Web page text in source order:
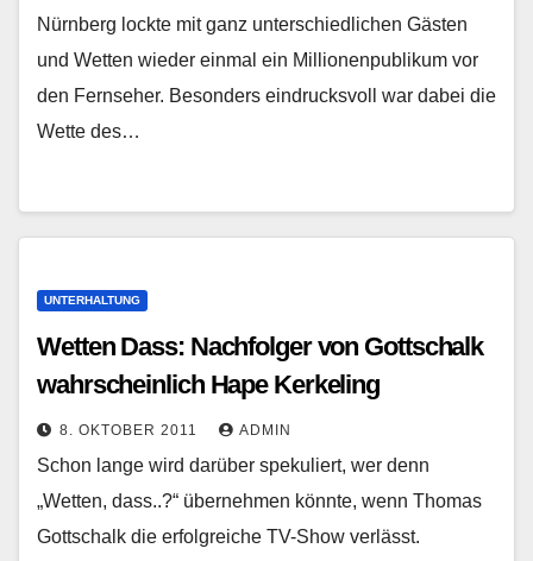
Nürnberg lockte mit ganz unterschiedlichen Gästen
und Wetten wieder einmal ein Millionenpublikum vor
den Fernseher. Besonders eindrucksvoll war dabei die
Wette des…
UNTERHALTUNG
Wetten Dass: Nachfolger von Gottschalk
wahrscheinlich Hape Kerkeling
8. OKTOBER 2011 ADMIN
Schon lange wird darüber spekuliert, wer denn
„Wetten, dass..?“ übernehmen könnte, wenn Thomas
Gottschalk die erfolgreiche TV-Show verlässt.